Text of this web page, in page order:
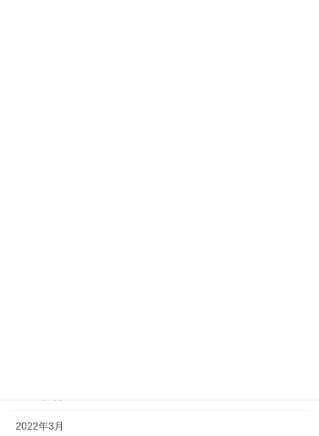
2022年3月